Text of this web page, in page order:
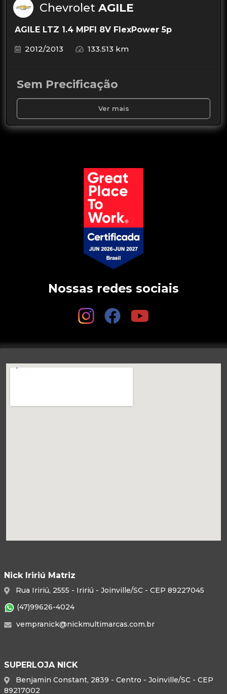
Chevrolet AGILE
AGILE LTZ 1.4 MPFI 8V FlexPower 5p
2012/2013
133.513 km
Sem Precificação
Ver mais
Nossas redes sociais
Nick Iririú Matriz
Rua Iririú, 2555 - Iririú - Joinville/SC - CEP 89227045
(47)99626-4024
vempranick@nickmultimarcas.com.br
SUPERLOJA NICK
Benjamin Constant, 2839 - Centro - Joinville/SC - CEP
89217002